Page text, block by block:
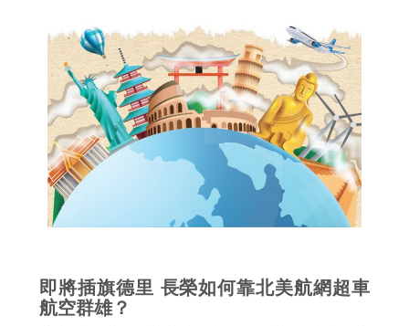
即將插旗德里 長榮如何靠北美航網超車
航空群雄？